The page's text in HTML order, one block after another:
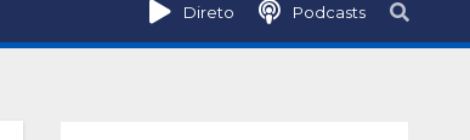
Direto Podcasts